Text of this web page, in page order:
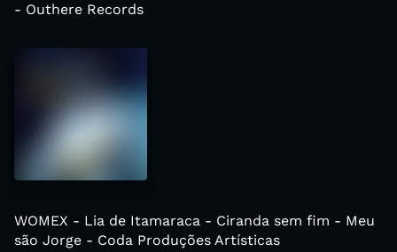
- Outhere Records
WOMEX - Lia de Itamaraca - Ciranda sem fim - Meu
são Jorge - Coda Produções Artísticas